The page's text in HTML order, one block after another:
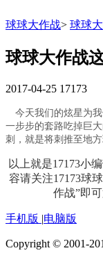
球球大作战> 球球
球球大作战
2017-04-25 17173
今天我们的炫星为我
一步步的套路吃掉巨
刺，就是将刺推至地
以上就是17173小
容请关注17173球
作战”即
手机版 |电脑版
Copyright © 2001-